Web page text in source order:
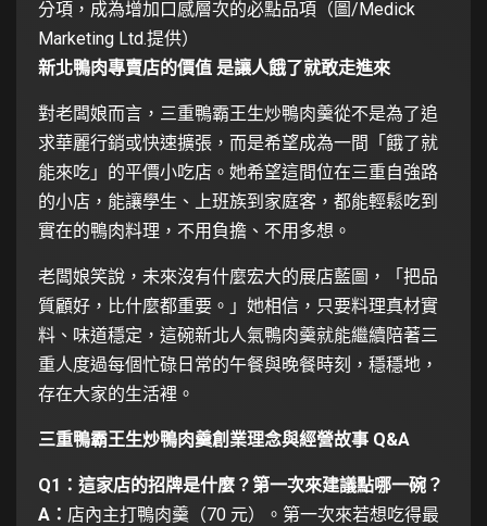
分項，成為增加口感層次的必點品項（圖/Medick
Marketing Ltd.提供）
新北鴨肉專賣店的價值 是讓人餓了就敢走進來
對老闆娘而言，三重鴨霸王生炒鴨肉羹從不是為了追
求華麗行銷或快速擴張，而是希望成為一間「餓了就
能來吃」的平價小吃店。她希望這間位在三重自強路
的小店，能讓學生、上班族到家庭客，都能輕鬆吃到
實在的鴨肉料理，不用負擔、不用多想。
老闆娘笑說，未來沒有什麼宏大的展店藍圖，「把品
質顧好，比什麼都重要。」她相信，只要料理真材實
料、味道穩定，這碗新北人氣鴨肉羹就能繼續陪著三
重人度過每個忙碌日常的午餐與晚餐時刻，穩穩地，
存在大家的生活裡。
三重鴨霸王生炒鴨肉羹創業理念與經營故事 Q&A
Q1：這家店的招牌是什麼？第一次來建議點哪一碗？
A： 店內主打鴨肉羹（70 元）。第一次來若想吃得最